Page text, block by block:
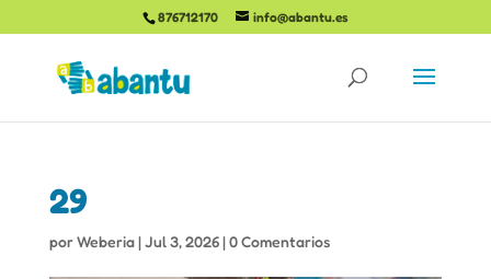
876712170 info@abantu.es
29
porWeberia|Jul 3, 2026|0 Comentarios